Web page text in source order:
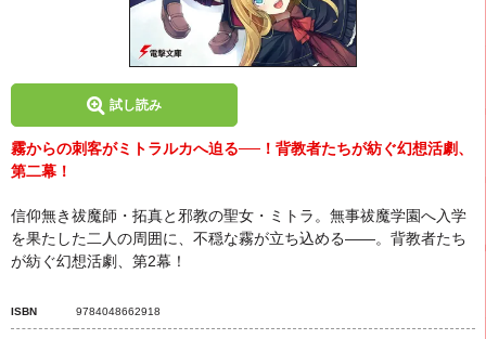
試し読み
霧からの刺客がミトラルカへ迫る──！背教者たちが紡ぐ幻想活劇、
第二幕！
信仰無き祓魔師・拓真と邪教の聖女・ミトラ。無事祓魔学園へ入学
を果たした二人の周囲に、不穏な霧が立ち込める――。背教者たち
が紡ぐ幻想活劇、第2幕！
ISBN 9784048662918